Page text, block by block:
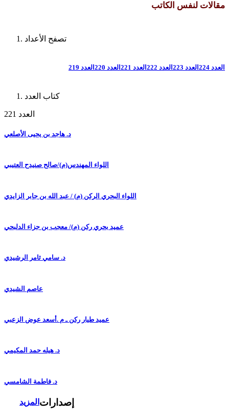
مقالات لنفس الكاتب
تصفح الأعداد
العدد 224 العدد 223 العدد 222 العدد 221 العدد 220 العدد 219
كتاب العدد
العدد 221
د. هاجد بن يحيى الأصلعي
اللواء المهندس(م)/صالح صنيدح العتيبي
اللواء البحري الركن (م) / عبد الله بن جابر الزايدي
عميد بحري ركن (م)/ معجب بن جزاء الدلبحي
د. سامي ثامر الرشيدي
عاصم الشيدي
عميد طيار ركن ـ م .أسعد عوض الزعبي
د. هيله حمد المكيمي
د. فاطمة الشامسي
المزيد إصدارات